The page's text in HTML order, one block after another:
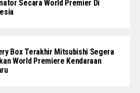
Secara World Premier Di
Box Terakhir Mitsubishi Segera
World Premiere Kendaraan